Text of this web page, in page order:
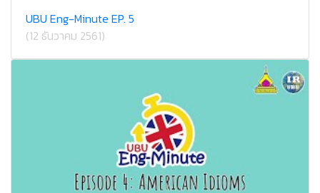
UBU Eng-Minute EP. 5
(12 ธันวาคม 2561)